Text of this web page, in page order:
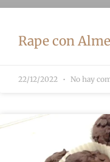
Rape con
22/12/2022 No hay